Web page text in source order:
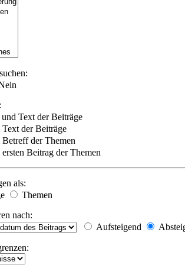
Text der Beiträge
der Beiträge
der Themen
Beitrag der Themen
als:
Themen
nach:
Aufsteigend